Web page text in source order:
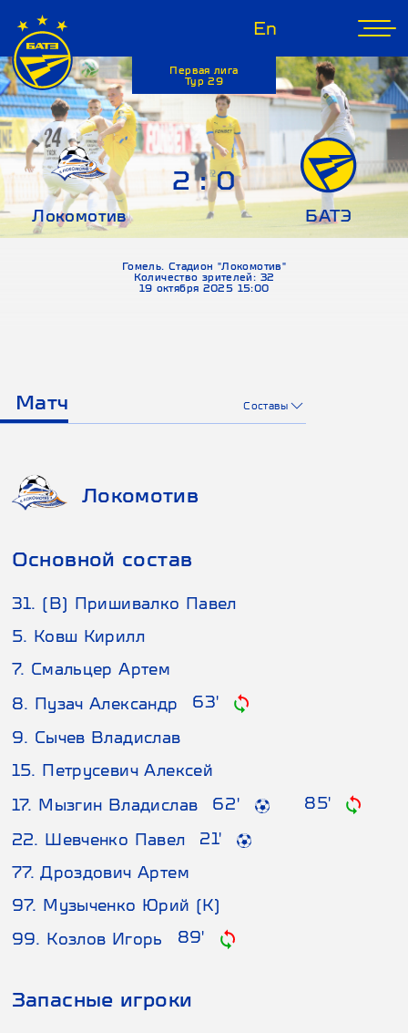
En
Первая лига
Тур 29
Локомотив
2 : 0
БАТЭ
Гомель. Стадион "Локомотив"
Количество зрителей: 32
19 октября 2025 15:00
Матч Составы
Локомотив
Основной состав
31. (В) Пришивалко Павел
5. Ковш Кирилл
7. Смальцер Артем
8. Пузач Александр
63'
9. Сычев Владислав
15. Петрусевич Алексей
17. Мызгин Владислав
62'
85'
22. Шевченко Павел
21'
77. Дроздович Артем
97. Музыченко Юрий (К)
99. Козлов Игорь
89'
Запасные игроки